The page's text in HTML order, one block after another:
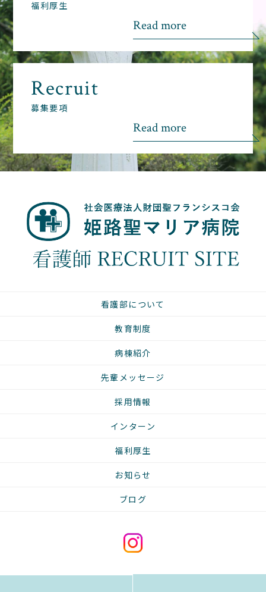
福利厚生
Read more
Recruit
募集要項
Read more
看護部について
教育制度
病棟紹介
先輩メッセージ
採用情報
インターン
福利厚生
お知らせ
ブログ